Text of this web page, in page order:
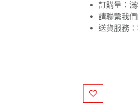
訂購量：
請聯繫我
送貨服務